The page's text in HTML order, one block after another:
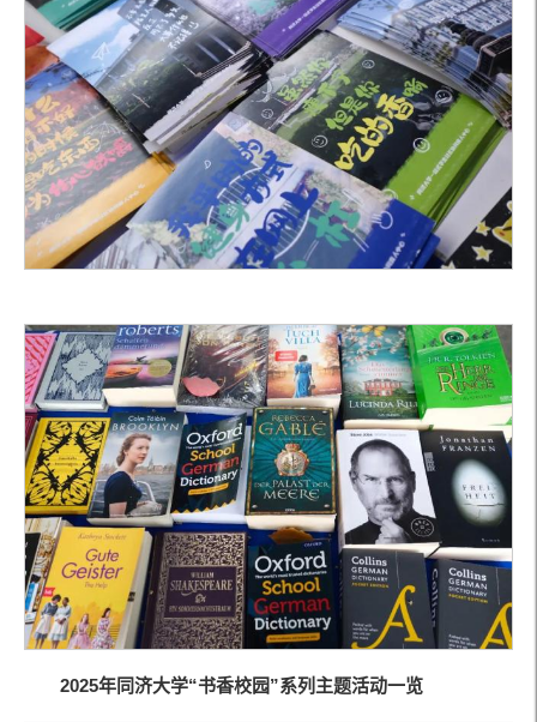
2025年同济大学“书香校园”系列主题活动一览